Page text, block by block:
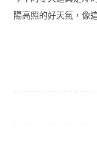
陽高照的好天氣，像